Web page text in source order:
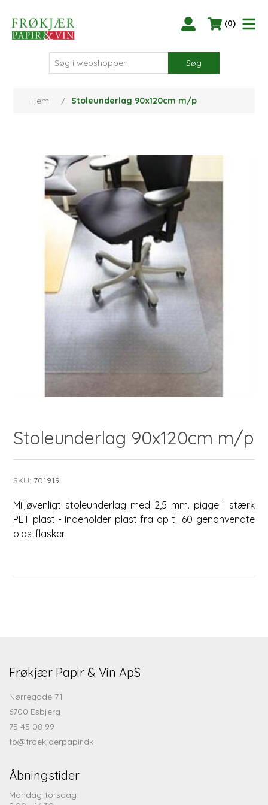
(0)
Søg
Hjem / Stoleunderlag 90x120cm m/p
Stoleunderlag 90x120cm m/p
SKU: 701919
Miljøvenligt stoleunderlag med 2,5 mm. pigge i stærk
PET plast - indeholder plast fra op til 60 genanvendte
plastflasker.
Frøkjær Papir & Vin ApS
Nørregade 71
6700 Esbjerg
75 45 08 99
fp@froekjaerpapir.dk
Åbningstider
Mandag-torsdag: